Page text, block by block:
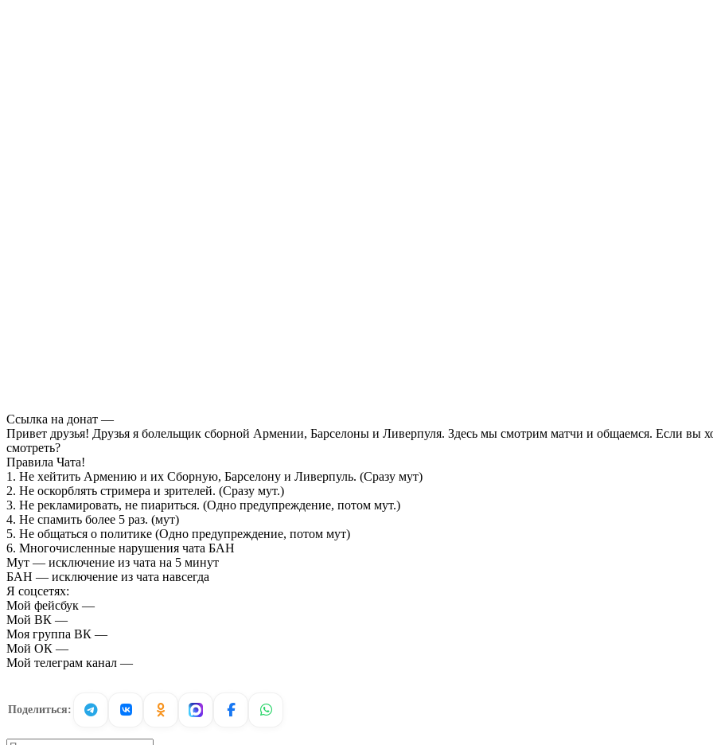
Ссылка на донат —
Привет друзья! Друзья я болельщик сборной Армении, Барселоны и Ливерпуля. Здесь мы смотрим матчи и общаемся. Если вы
смотреть?
Правила Чата!
1. Не хейтить Армению и их Сборную, Барселону и Ливерпуль. (Сразу мут)
2. Не оскорблять стримера и зрителей. (Сразу мут.)
3. Не рекламировать, не пиариться. (Одно предупреждение, потом мут.)
4. Не спамить более 5 раз. (мут)
5. Не общаться о политике (Одно предупреждение, потом мут)
6. Многочисленные нарушения чата БАН
Мут — исключение из чата на 5 минут
БАН — исключение из чата навсегда
Я соцсетях:
Мой фейсбук —
Мой ВК —
Моя группа ВК —
Мой ОК —
Мой телеграм канал —
Поделиться: